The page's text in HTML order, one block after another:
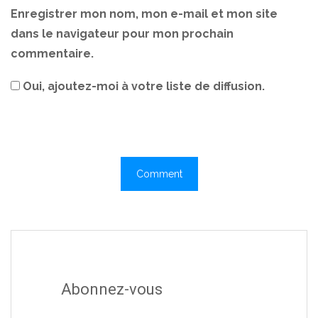
Enregistrer mon nom, mon e-mail et mon site
dans le navigateur pour mon prochain
commentaire.
Oui, ajoutez-moi à votre liste de diffusion.
Abonnez-vous